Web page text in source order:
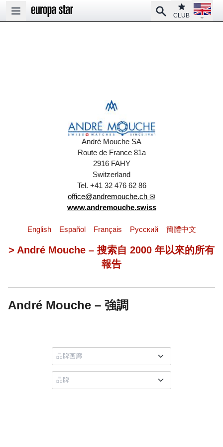
Open main menu
SearchClub
CLUB
Open
André Mouche SA
Route de France 81a
2916 FAHY
Switzerland
Tel. +41 32 476 62 86
office@andremouche.ch
www.andremouche.swiss
English Español Français Pусский 簡體中文
> André Mouche – 搜索自 2000 年以來的所有
報告
André Mouche – 強調